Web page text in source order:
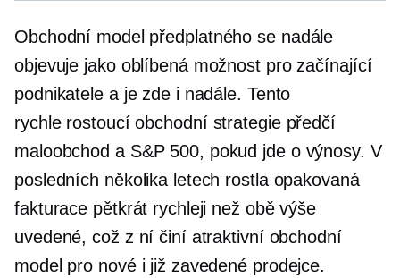
Obchodní model předplatného se nadále
objevuje jako oblíbená možnost pro začínající
podnikatele a je zde i nadále. Tento
rychle rostoucíobchodní strategie předčí
maloobchod a S&P 500, pokud jde o výnosy. V
posledních několika letech rostla opakovaná
fakturace pětkrát rychleji než obě výše
uvedené, což z ní činí atraktivní obchodní
model pro nové i již zavedené prodejce.